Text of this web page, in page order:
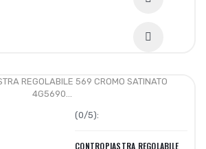
(0/5):
CONTROPIASTRA REGOLABILE